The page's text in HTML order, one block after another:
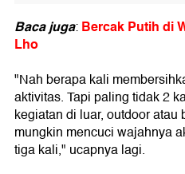
Baca juga:Bercak Putih di
Lho
"Nah berapa kali
aktivitas. Tapi paling tidak 2
kegiatan di luar, outdoor
mungkin mencuci wajahnya
tiga kali," ucapnya lagi.